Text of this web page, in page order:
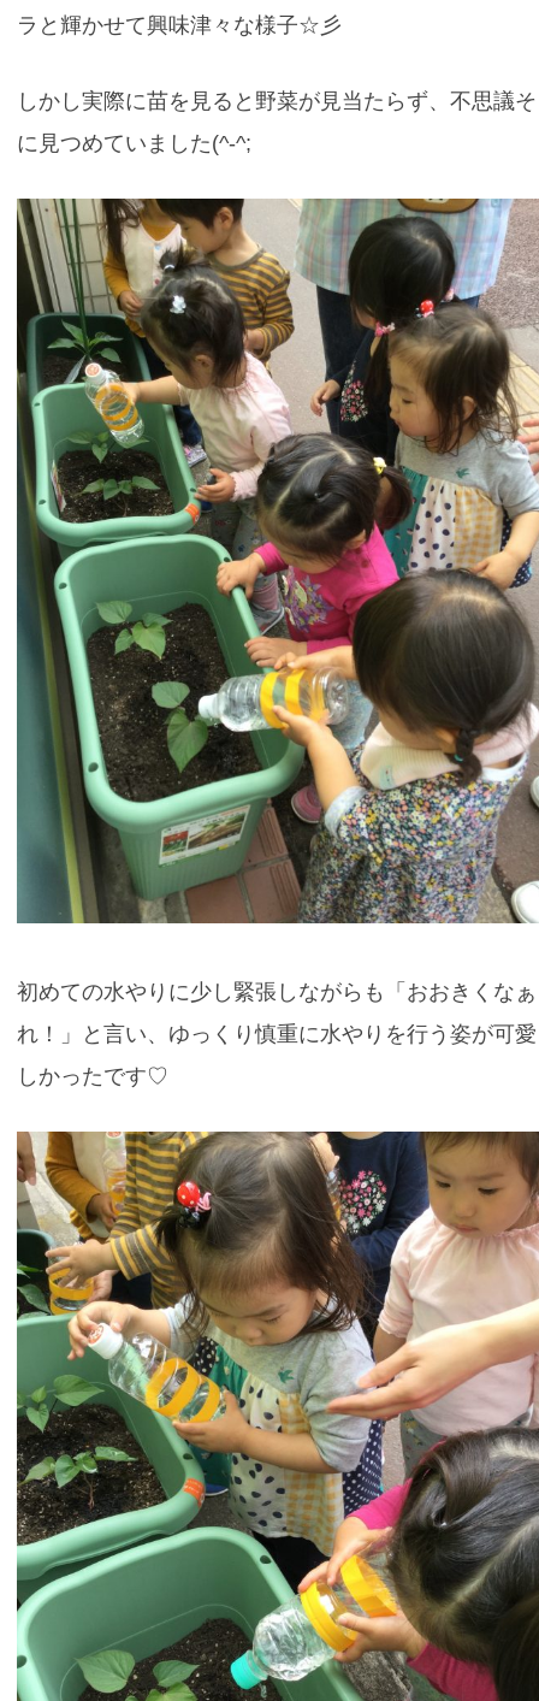
ラと輝かせて興味津々な様子☆彡
しかし実際に苗を見ると野菜が見当たらず、不思議
に見つめていました(^-^;
初めての水やりに少し緊張しながらも「おおきくな
れ！」と言い、ゆっくり慎重に水やりを行う姿が可
しかったです♡